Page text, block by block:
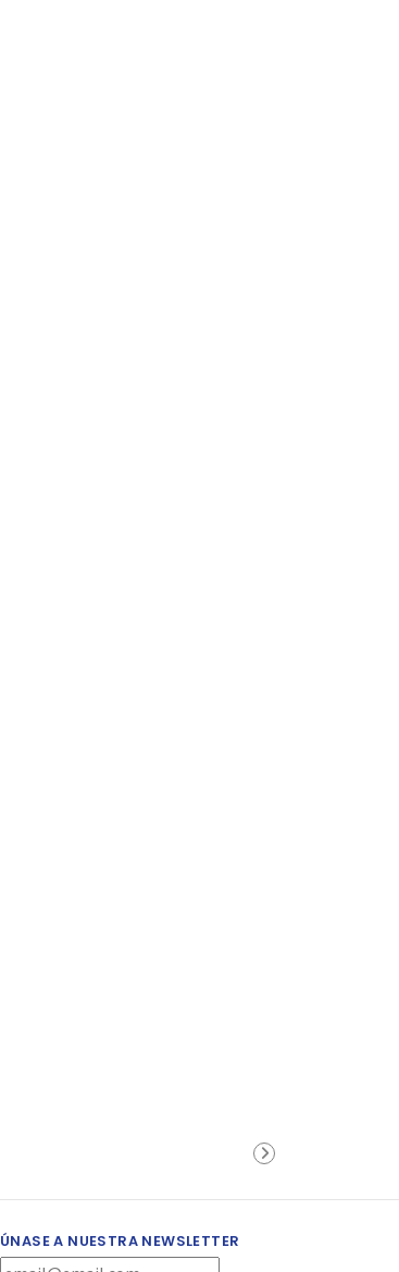
ÚNASE A NUESTRA NEWSLETTER